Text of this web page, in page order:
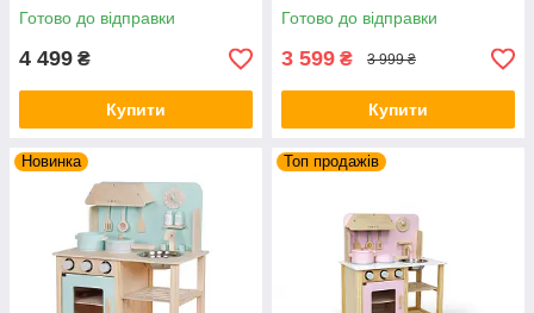
аксесуари
Готово до відправки
4 499 ₴
Купити
Готово до відправки
3 599 ₴ 3 999 ₴
Купити
Новинка Топ продажів